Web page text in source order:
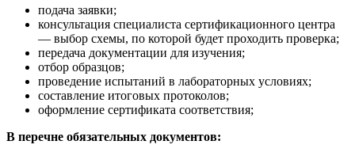
подача заявки;
консультация специалиста сертификационного центра
— выбор схемы, по которой будет проходить проверка;
передача документации для изучения;
отбор образцов;
проведение испытаний в лабораторных условиях;
составление итоговых протоколов;
оформление сертификата соответствия;
В перечне обязательных документов: